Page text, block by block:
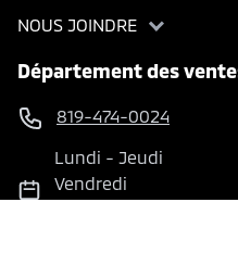
NOUS JOINDRE
Département des
819-474-0024
Lundi -Jeudi
Vendredi